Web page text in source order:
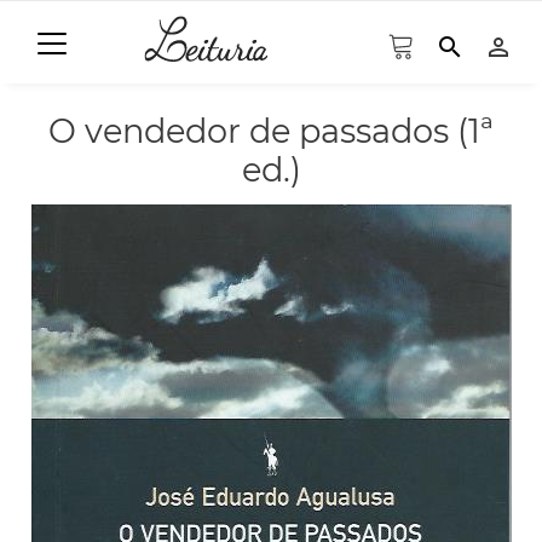
search person_outline
O vendedor de passados (1ª
ed.)